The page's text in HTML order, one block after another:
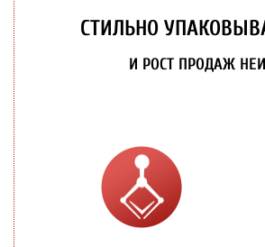
СТИЛЬНО
И РОСТ ПРОДАЖ